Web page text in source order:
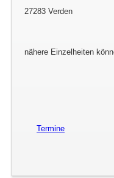
27283 Verden
nähere Einzelheiten
Termine